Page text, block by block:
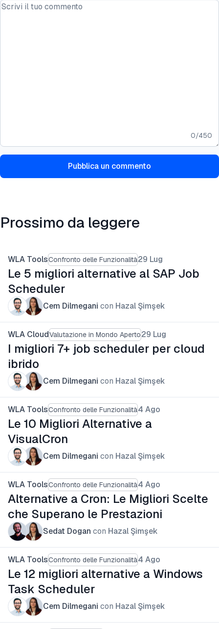
0/450
Pubblica un commento
Prossimo da leggere
WLA ToolsConfronto delle Funzionalità29 Lug
Le 5 migliori alternative al SAP Job
Scheduler
Cem Dilmegani con Hazal Şimşek
WLA CloudValutazione in Mondo Aperto29 Lug
I migliori 7+ job scheduler per cloud
ibrido
Cem Dilmegani con Hazal Şimşek
WLA ToolsConfronto delle Funzionalità4 Ago
Le 10 Migliori Alternative a
VisualCron
Cem Dilmegani con Hazal Şimşek
WLA ToolsConfronto delle Funzionalità4 Ago
Alternative a Cron: Le Migliori Scelte
che Superano le Prestazioni
Sedat Dogan con Hazal Şimşek
WLA ToolsConfronto delle Funzionalità4 Ago
Le 12 migliori alternative a Windows
Task Scheduler
Cem Dilmegani con Hazal Şimşek